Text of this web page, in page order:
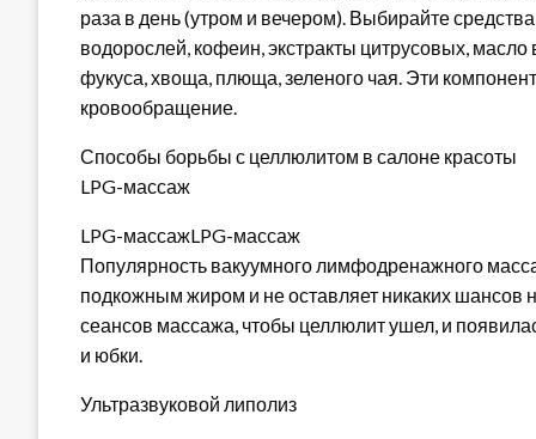
раза в день (утром и вечером). Выбирайте
водорослей, кофеин, экстракты цитрусовых,
фукуса, хвоща, плюща, зеленого чая. Эти
кровообращение.
Способы борьбы с целлюлитом в салоне красоты
LPG-массаж
LPG-массажLPG-массаж
Популярность вакуумного лимфодренажного
подкожным жиром и не оставляет никаких шансов
сеансов массажа, чтобы целлюлит ушел, и
и юбки.
Ультразвуковой липолиз